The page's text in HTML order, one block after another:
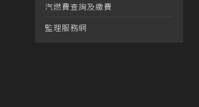
汽燃費查詢及繳費
監理服務網